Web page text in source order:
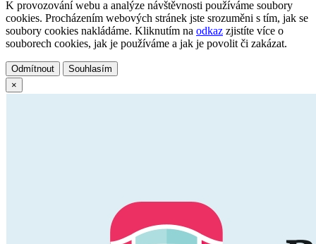
K provozování webu a analýze návštěvnosti používáme soubory
cookies. Procházením webových stránek jste srozuměni s tím, jak se
soubory cookies nakládáme. Kliknutím na odkaz zjistíte více o
souborech cookies, jak je používáme a jak je povolit či zakázat.
Odmítnout
Souhlasím
×